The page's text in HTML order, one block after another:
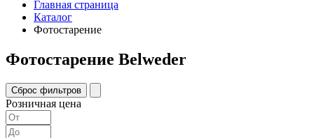
Главная страница
Каталог
Фотостарение
Фотостарение Belweder
Розничная цена